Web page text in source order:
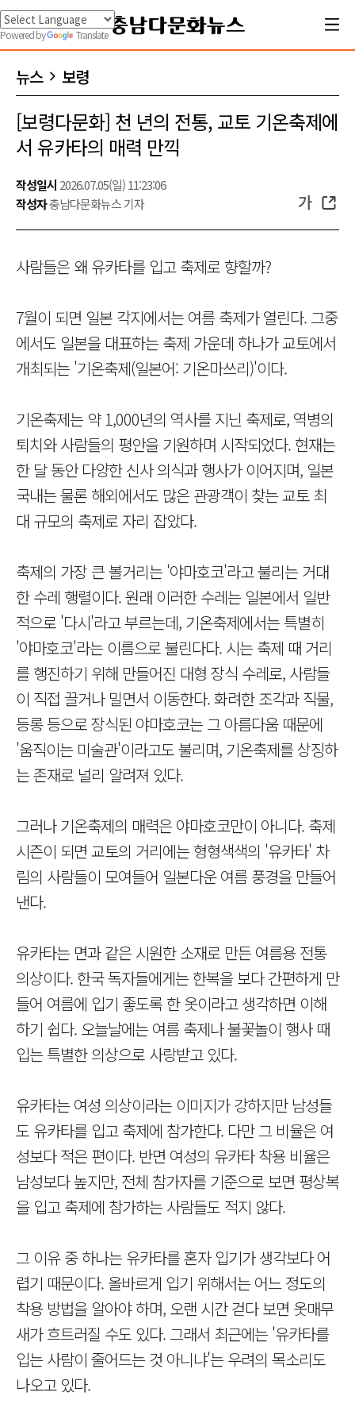
Powered by Translate
뉴스 보령
[보령다문화] 천 년의 전통, 교토 기온축제에
서 유카타의 매력 만끽
작성일시 2026.07.05(일) 11:23:06
작성자충남다문화뉴스 기자 가
사람들은 왜 유카타를 입고 축제로 향할까?
7월이 되면 일본 각지에서는 여름 축제가 열린다. 그중
에서도 일본을 대표하는 축제 가운데 하나가 교토에서
개최되는 '기온축제(일본어: 기온마쓰리)'이다.
기온축제는 약 1,000년의 역사를 지닌 축제로, 역병의
퇴치와 사람들의 평안을 기원하며 시작되었다. 현재는
한 달 동안 다양한 신사 의식과 행사가 이어지며, 일본
국내는 물론 해외에서도 많은 관광객이 찾는 교토 최
대 규모의 축제로 자리 잡았다.
축제의 가장 큰 볼거리는 '야마호코'라고 불리는 거대
한 수레 행렬이다. 원래 이러한 수레는 일본에서 일반
적으로 '다시'라고 부르는데, 기온축제에서는 특별히
'야마호코'라는 이름으로 불린다다. 시는 축제 때 거리
를 행진하기 위해 만들어진 대형 장식 수레로, 사람들
이 직접 끌거나 밀면서 이동한다. 화려한 조각과 직물,
등롱 등으로 장식된 야마호코는 그 아름다움 때문에
'움직이는 미술관'이라고도 불리며, 기온축제를 상징하
는 존재로 널리 알려져 있다.
그러나 기온축제의 매력은 야마호코만이 아니다. 축제
시즌이 되면 교토의 거리에는 형형색색의 '유카타' 차
림의 사람들이 모여들어 일본다운 여름 풍경을 만들어
낸다.
유카타는 면과 같은 시원한 소재로 만든 여름용 전통
의상이다. 한국 독자들에게는 한복을 보다 간편하게 만
들어 여름에 입기 좋도록 한 옷이라고 생각하면 이해
하기 쉽다. 오늘날에는 여름 축제나 불꽃놀이 행사 때
입는 특별한 의상으로 사랑받고 있다.
유카타는 여성 의상이라는 이미지가 강하지만 남성들
도 유카타를 입고 축제에 참가한다. 다만 그 비율은 여
성보다 적은 편이다. 반면 여성의 유카타 착용 비율은
남성보다 높지만, 전체 참가자를 기준으로 보면 평상복
을 입고 축제에 참가하는 사람들도 적지 않다.
그 이유 중 하나는 유카타를 혼자 입기가 생각보다 어
렵기 때문이다. 올바르게 입기 위해서는 어느 정도의
착용 방법을 알아야 하며, 오랜 시간 걷다 보면 옷매무
새가 흐트러질 수도 있다. 그래서 최근에는 '유카타를
입는 사람이 줄어드는 것 아니냐'는 우려의 목소리도
나오고 있다.